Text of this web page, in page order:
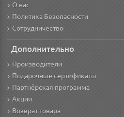
О нас
Политика Безопасности
Сотрудничество
Дополнительно
Производители
Подарочные сертификаты
Партнёрская программа
Акции
Возврат товара